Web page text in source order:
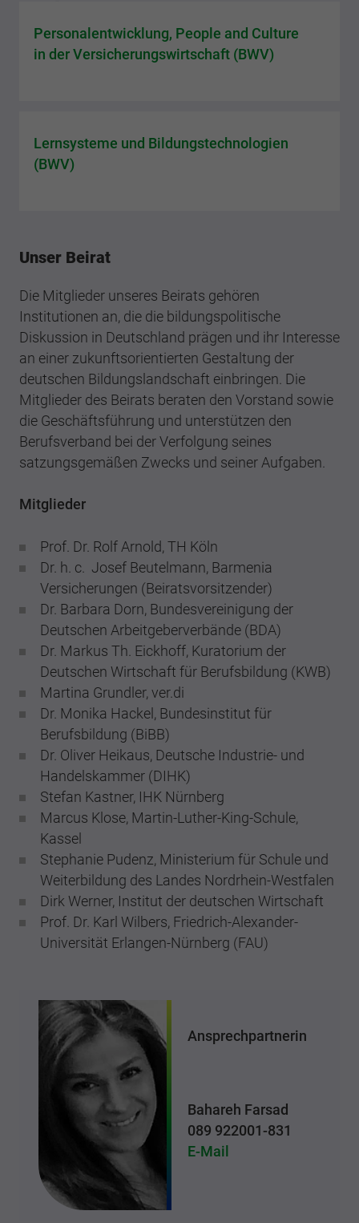
Personalentwicklung, People and Culture
in der Versicherungswirtschaft (BWV)
Lernsysteme und Bildungstechnologien
(BWV)
Unser Beirat
Die Mitglieder unseres Beirats gehören
Institutionen an, die die bildungspolitische
Diskussion in Deutschland prägen und ihr Interesse
an einer zukunftsorientierten Gestaltung der
deutschen Bildungslandschaft einbringen. Die
Mitglieder des Beirats beraten den Vorstand sowie
die Geschäftsführung und unterstützen den
Berufsverband bei der Verfolgung seines
satzungsgemäßen Zwecks und seiner Aufgaben.
Mitglieder
Prof. Dr. Rolf Arnold, TH Köln
Dr. h. c. Josef Beutelmann, Barmenia
Versicherungen (Beiratsvorsitzender)
Dr. Barbara Dorn, Bundesvereinigung der
Deutschen Arbeitgeberverbände (BDA)
Dr. Markus Th. Eickhoff, Kuratorium der
Deutschen Wirtschaft für Berufsbildung (KWB)
Martina Grundler, ver.di
Dr. Monika Hackel, Bundesinstitut für
Berufsbildung (BiBB)
Dr. Oliver Heikaus, Deutsche Industrie- und
Handelskammer (DIHK)
Stefan Kastner, IHK Nürnberg
Marcus Klose, Martin-Luther-King-Schule,
Kassel
Stephanie Pudenz, Ministerium für Schule und
Weiterbildung des Landes Nordrhein-Westfalen
Dirk Werner, Institut der deutschen Wirtschaft
Prof. Dr. Karl Wilbers, Friedrich-Alexander-
Universität Erlangen-Nürnberg (FAU)
Ansprechpartnerin
Bahareh Farsad
089 922001-831
E-Mail